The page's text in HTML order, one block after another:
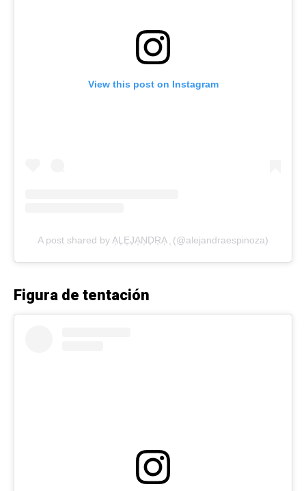
View this post on Instagram
A post shared by A͎L͎E͎J͎A͎N͎D͎R͎A͎ ͎ (@alejandraespinoza)
Figura de tentación